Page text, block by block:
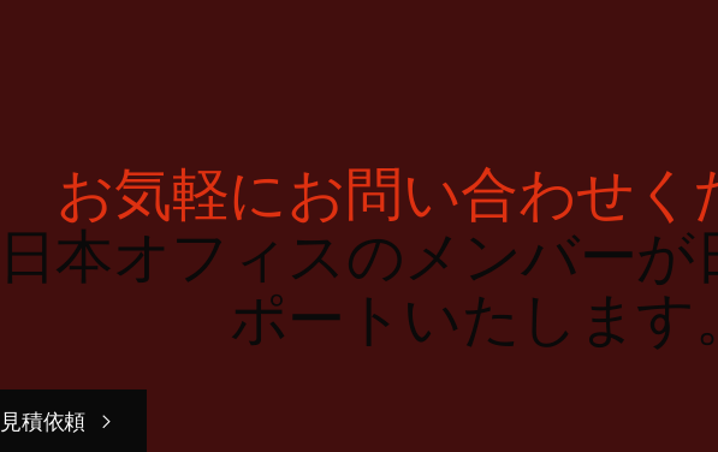
お気軽にお問い合わせく
日本オフィスのメンバーが
ポートいたします。
見積依頼